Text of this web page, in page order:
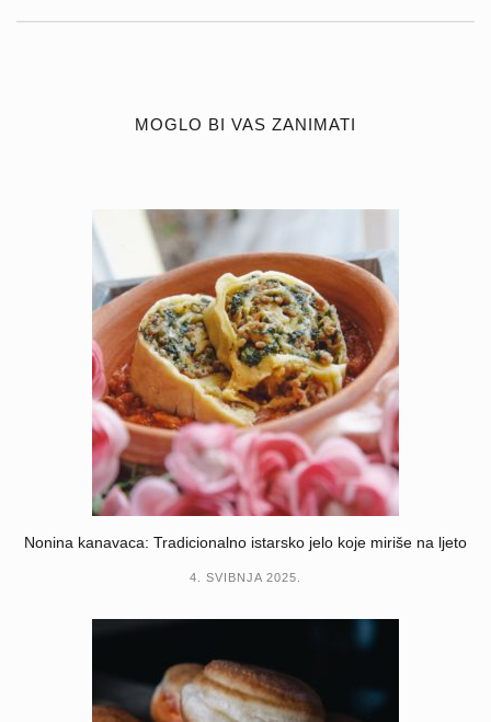
MOGLO BI VAS ZANIMATI
Nonina kanavaca: Tradicionalno istarsko jelo koje miriše na ljeto
4. SVIBNJA 2025.